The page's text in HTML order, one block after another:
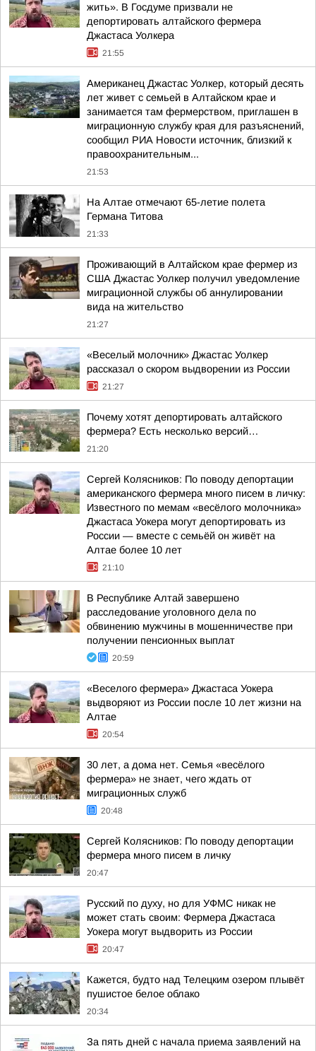
жить». В Госдуме призвали не
депортировать алтайского фермера
Джастаса Уолкера
21:55
Американец Джастас Уолкер, который десять
лет живет с семьей в Алтайском крае и
занимается там фермерством, приглашен в
миграционную службу края для разъяснений,
сообщил РИА Новости источник, близкий к
правоохранительным...
21:53
На Алтае отмечают 65-летие полета
Германа Титова
21:33
Проживающий в Алтайском крае фермер из
США Джастас Уолкер получил уведомление
миграционной службы об аннулировании
вида на жительство
21:27
«Веселый молочник» Джастас Уолкер
рассказал о скором выдворении из России
21:27
Почему хотят депортировать алтайского
фермера? Есть несколько версий…
21:20
Сергей Колясников: По поводу депортации
американского фермера много писем в личку:
Известного по мемам «весёлого молочника»
Джастаса Уокера могут депортировать из
России — вместе с семьёй он живёт на
Алтае более 10 лет
21:10
В Республике Алтай завершено
расследование уголовного дела по
обвинению мужчины в мошенничестве при
получении пенсионных выплат
20:59
«Веселого фермера» Джастаса Уокера
выдворяют из России после 10 лет жизни на
Алтае
20:54
30 лет, а дома нет. Семья «весёлого
фермера» не знает, чего ждать от
миграционных служб
20:48
Сергей Колясников: По поводу депортации
фермера много писем в личку
20:47
Русский по духу, но для УФМС никак не
может стать своим: Фермера Джастаса
Уокера могут выдворить из России
20:47
Кажется, будто над Телецким озером плывёт
пушистое белое облако
20:34
За пять дней с начала приема заявлений на